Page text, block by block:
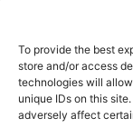
To provide the best
store and/or access
technologies will
unique IDs on this
adversely affect
Referenzen
Videos
Über uns